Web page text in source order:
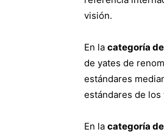
visión.
En la categoría
de yates de
estándares
estándares de
En la categoría